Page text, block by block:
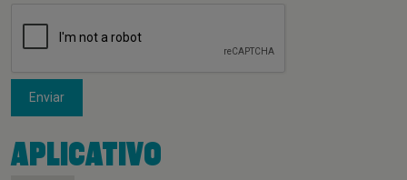
Enviar
APLICATIVO